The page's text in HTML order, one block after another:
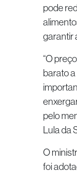
pode
garantir
“O
barato
pelo
Lula da
O
foi